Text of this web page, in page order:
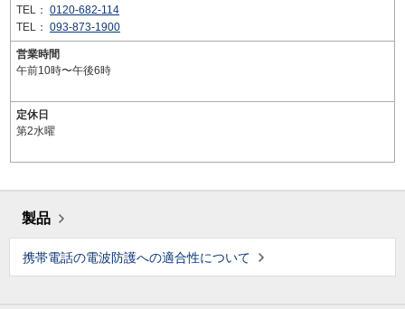
TEL： 0120-682-114
TEL： 093-873-1900
営業時間
午前10時〜午後6時
定休日
第2水曜
製品
携帯電話の電波防護への適合性について